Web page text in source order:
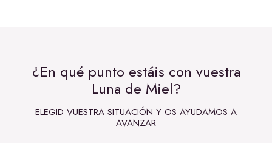
¿En qué punto estáis con vuestra
Luna de Miel?
ELEGID VUESTRA SITUACIÓN Y OS AYUDAMOS A
AVANZAR